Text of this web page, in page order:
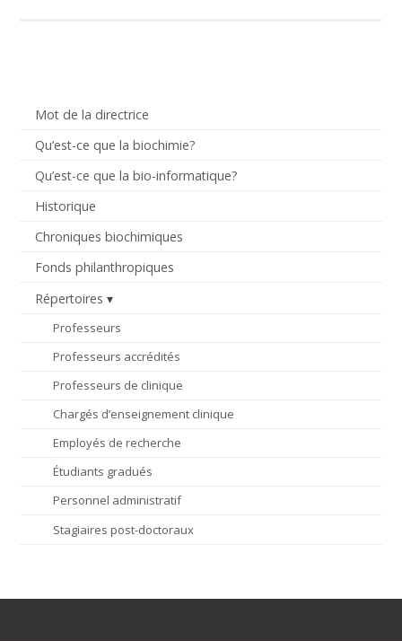
Mot de la directrice
Qu’est-ce que la biochimie?
Qu’est-ce que la bio-informatique?
Historique
Chroniques biochimiques
Fonds philanthropiques
Répertoires
Professeurs
Professeurs accrédités
Professeurs de clinique
Chargés d’enseignement clinique
Employés de recherche
Étudiants gradués
Personnel administratif
Stagiaires post-doctoraux